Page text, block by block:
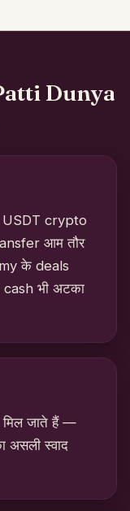
Dunya
USDT crypto
आम तौर
के deals
cash भी अटका
मिल जाते हैं —
असली स्वाद